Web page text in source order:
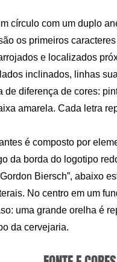
círculo com um duplo
são os primeiros
e localizados
inclinados, linhas
diferença de cores:
amarela. Cada letra
é composto por
da borda do logotipo
Biersch”, abaixo
No centro em um
uma grande orelha é
da cervejaria.